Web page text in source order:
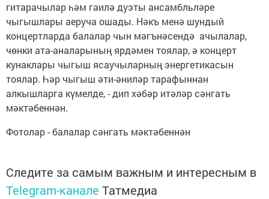
гитарачылар һәм гаилә дуэты ансамбльләре
чыгышлары аеруча ошады. Нәкъ менә шундый
концертларда балалар чын мәгънәсендә ачылалар,
чөнки ата-аналарының ярдәмен тоялар, ә концерт
кунаклары чыгыш ясаучыларның энергетикасын
тоялар. Һәр чыгыш әти-әниләр тарафыннан
алкышларга күмелде, - дип хәбәр итәләр сәнгать
мәктәбеннән.
Фотолар - балалар сәнгать мәктәбеннән
Следите за самым важным и интересным в
Telegram-канале Татмедиа